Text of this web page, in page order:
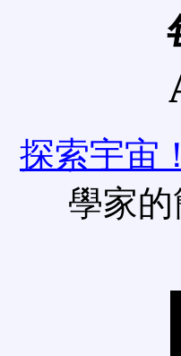
探索宇宙！
學家